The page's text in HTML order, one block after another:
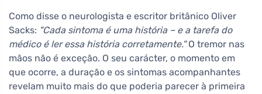
Como disse o neurologista e escritor britânico Oliver
Sacks: "Cada sintoma é uma história – e a tarefa do
médico é ler essa história corretamente."O tremor nas
mãos não é exceção. O seu carácter, o momento em
que ocorre, a duração e os sintomas acompanhantes
revelam muito mais do que poderia parecer à primeira